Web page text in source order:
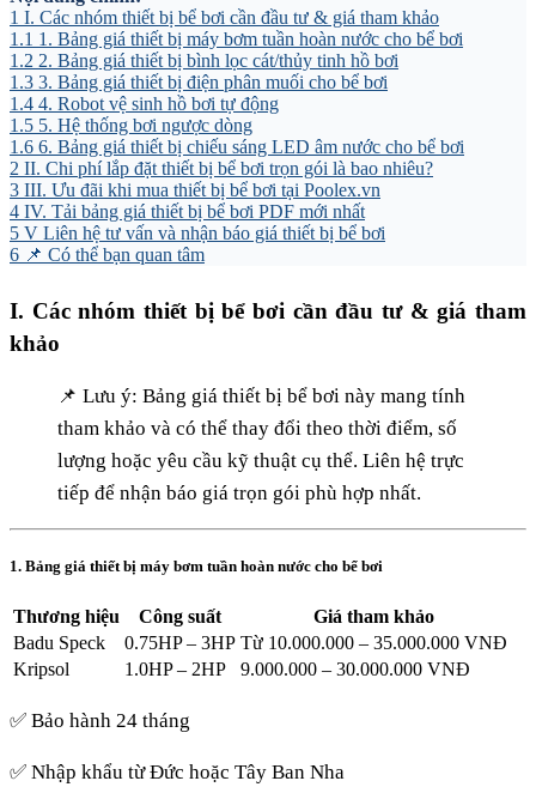
1 I. Các nhóm thiết bị bể bơi cần đầu tư & giá tham khảo
1.1 1. Bảng giá thiết bị máy bơm tuần hoàn nước cho bể bơi
1.2 2. Bảng giá thiết bị bình lọc cát/thủy tinh hồ bơi
1.3 3. Bảng giá thiết bị điện phân muối cho bể bơi
1.4 4. Robot vệ sinh hồ bơi tự động
1.5 5. Hệ thống bơi ngược dòng
1.6 6. Bảng giá thiết bị chiếu sáng LED âm nước cho bể bơi
2 II. Chi phí lắp đặt thiết bị bể bơi trọn gói là bao nhiêu?
3 III. Ưu đãi khi mua thiết bị bể bơi tại Poolex.vn
4 IV. Tải bảng giá thiết bị bể bơi PDF mới nhất
5 V Liên hệ tư vấn và nhận báo giá thiết bị bể bơi
6 📌 Có thể bạn quan tâm
I. Các nhóm thiết bị bể bơi cần đầu tư & giá tham
khảo
📌 Lưu ý: Bảng giá thiết bị bể bơi này mang tính
tham khảo và có thể thay đổi theo thời điểm, số
lượng hoặc yêu cầu kỹ thuật cụ thể. Liên hệ trực
tiếp để nhận báo giá trọn gói phù hợp nhất.
1. Bảng giá thiết bị máy bơm tuần hoàn nước cho bể bơi
Thương hiệu Công suất
Giá tham khảo
Badu Speck
0.75HP – 3HP Từ 10.000.000 – 35.000.000 VNĐ
Kripsol
1.0HP – 2HP 9.000.000 – 30.000.000 VNĐ
✅ Bảo hành 24 tháng
✅ Nhập khẩu từ Đức hoặc Tây Ban Nha